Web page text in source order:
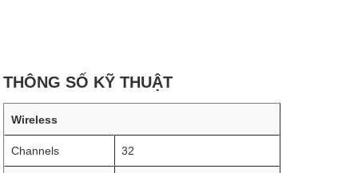
THÔNG SỐ KỸ THUẬT
Wireless
Channels 32